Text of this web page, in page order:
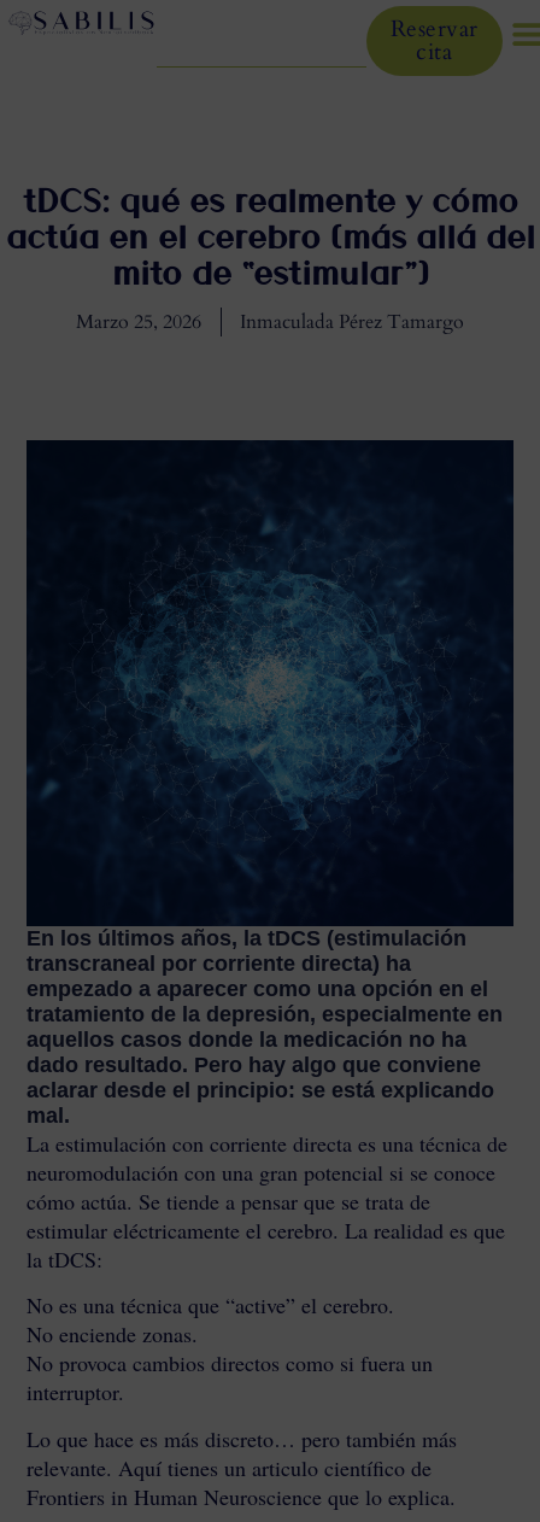
Reservar
cita
tDCS: qué es realmente y cómo
actúa en el cerebro (más allá del
mito de “estimular”)
Marzo 25, 2026 Inmaculada Pérez Tamargo
En los últimos años, la tDCS (estimulación
transcraneal por corriente directa) ha
empezado a aparecer como una opción en el
tratamiento de la depresión, especialmente en
aquellos casos donde la medicación no ha
dado resultado. Pero hay algo que conviene
aclarar desde el principio: se está explicando
mal.
La estimulación con corriente directa es una técnica de
neuromodulación con una gran potencial si se conoce
cómo actúa. Se tiende a pensar que se trata de
estimular eléctricamente el cerebro. La realidad es que
la tDCS:
No es una técnica que “active” el cerebro.
No enciende zonas.
No provoca cambios directos como si fuera un
interruptor.
Lo que hace es más discreto… pero también más
relevante. Aquí tienes un articulo científico de
Frontiers in Human Neuroscience que lo explica.